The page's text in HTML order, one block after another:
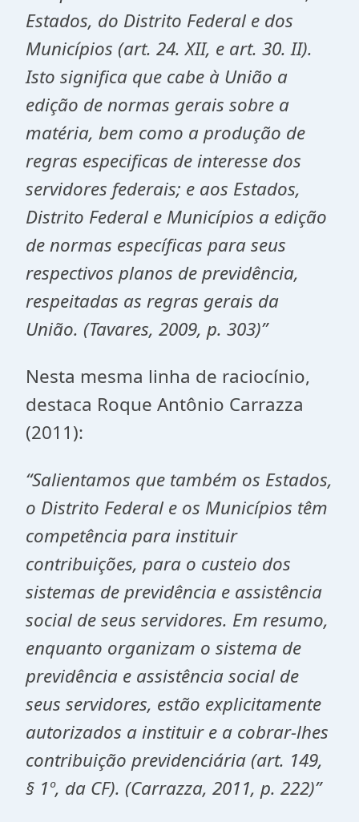
Estados, do Distrito Federal e dos
Municípios (art. 24. XII, e art. 30. II).
Isto significa que cabe à União a
edição de normas gerais sobre a
matéria, bem como a produção de
regras especificas de interesse dos
servidores federais; e aos Estados,
Distrito Federal e Municípios a edição
de normas específicas para seus
respectivos planos de previdência,
respeitadas as regras gerais da
União. (Tavares, 2009, p. 303)”
Nesta mesma linha de raciocínio,
destaca Roque Antônio Carrazza
(2011):
“Salientamos que também os Estados,
o Distrito Federal e os Municípios têm
competência para instituir
contribuições, para o custeio dos
sistemas de previdência e assistência
social de seus servidores. Em resumo,
enquanto organizam o sistema de
previdência e assistência social de
seus servidores, estão explicitamente
autorizados a instituir e a cobrar-lhes
contribuição previdenciária (art. 149,
§ 1º, da CF). (Carrazza, 2011, p. 222)”